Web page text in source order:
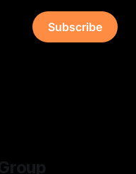
Subscribe